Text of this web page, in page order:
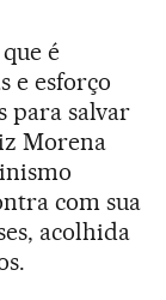
é
e esforço
para salvar
Morena
com sua
acolhida